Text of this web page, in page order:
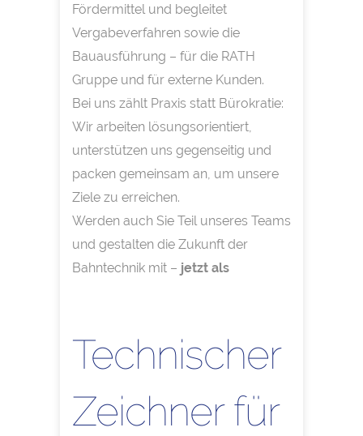
Fördermittel und begleitet
Vergabeverfahren sowie die
Bauausführung – für die RATH
Gruppe und für externe Kunden.
Bei uns zählt Praxis statt Bürokratie:
Wir arbeiten lösungsorientiert,
unterstützen uns gegenseitig und
packen gemeinsam an, um unsere
Ziele zu erreichen.
Werden auch Sie Teil unseres Teams
und gestalten die Zukunft der
Bahntechnik mit – jetzt als
Technischer
Zeichner für